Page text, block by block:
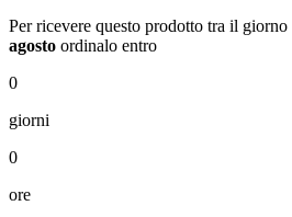
Per ricevere questo prodotto tra il giorno
agosto ordinalo entro
0
giorni
0
ore